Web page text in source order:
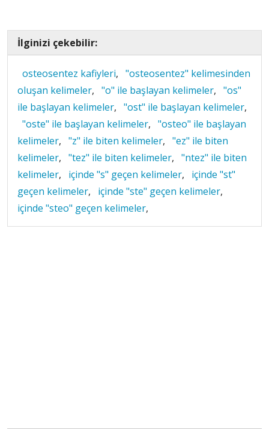
İlginizi çekebilir:
osteosentez kafiyleri, "osteosentez" kelimesinden
oluşan kelimeler, "o" ile başlayan kelimeler, "os"
ile başlayan kelimeler, "ost" ile başlayan kelimeler,
"oste" ile başlayan kelimeler, "osteo" ile başlayan
kelimeler, "z" ile biten kelimeler, "ez" ile biten
kelimeler, "tez" ile biten kelimeler, "ntez" ile biten
kelimeler, içinde "s" geçen kelimeler,
içinde "st"
geçen kelimeler, içinde "ste" geçen kelimeler,
içinde "steo" geçen kelimeler,